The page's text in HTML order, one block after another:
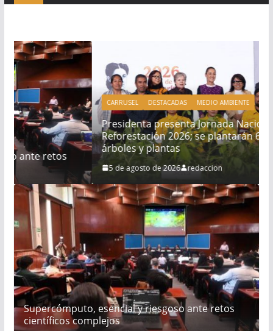
CARRUSEL DESTACADAS MEDIO AMBIENTE
Presidenta presenta Jornada Nacional de
Reforestación 2026; se plantarán 6.6 millones de
árboles y plantas
5 de agosto de 2026 redaccion
Supercómputo, esencial y riesgoso ante retos
científicos complejos